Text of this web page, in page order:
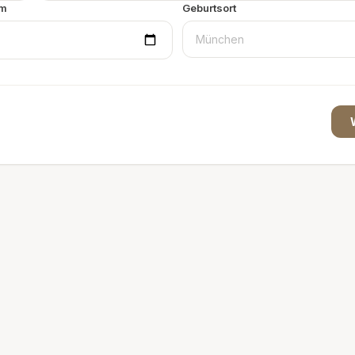
Geburtsort